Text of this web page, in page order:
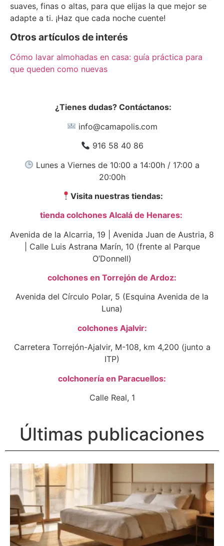
suaves, finas o altas, para que elijas la que mejor se
adapte a ti. ¡Haz que cada noche cuente!
Otros artículos de interés
Cómo lavar almohadas en casa: guía práctica para
que queden como nuevas
¿Tienes dudas? Contáctanos:
info@camapolis.com
916 58 40 86
Lunes a Viernes de 10:00 a 14:00h / 17:00 a
20:00h
Visita nuestras tiendas:
tienda colchones Alcalá de Henares:
Avenida de la Alcarria, 19 | Avenida Juan de Austria, 8
| Calle Luis Astrana Marín, 10 (frente al Parque
O’Donnell)
colchones en Torrejón de Ardoz:
Avenida del Círculo Polar, 5 (Esquina Avenida de la
Luna)
colchones Ajalvir:
Carretera Torrejón-Ajalvir, M-108, km 4,200 (junto a
ITP)
colchonería en Paracuellos:
Calle Real, 1
Últimas publicaciones